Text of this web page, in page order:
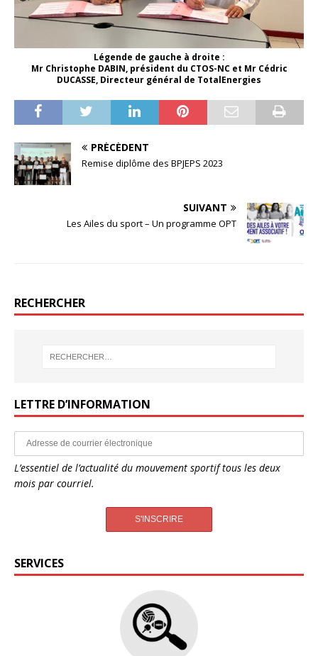
Légende de gauche à droite :
Mr Christophe DABIN, président du CTOS-NC et Mr Cédric
DUCASSE, Directeur général de TotalEnergies
PRÉCÉDENT
Remise diplôme des BPJEPS 2023
SUIVANT
Les Ailes du sport – Un programme OPT
RECHERCHER
LETTRE D’INFORMATION
L’essentiel de l’actualité du mouvement sportif tous les deux
mois par courriel.
SERVICES